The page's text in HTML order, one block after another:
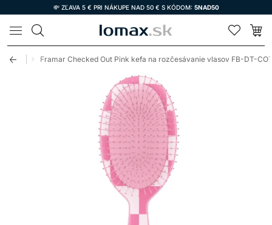
💸 ZĽAVA 5 € PRI NÁKUPE NAD 50 € S KÓDOM: 5NAD50
LOMAX
vlasy Framar Checked Out Pink kefa na rozčesávanie vlasov FB-DT-